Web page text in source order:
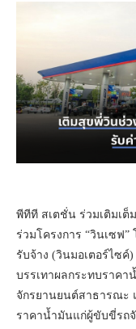
พีทีที สเตชั่น ร่วมเติมเต็
ร่วมโครงการ “วินเซฟ
รับจ้าง (วินมอเตอร์ไซค์
บรรเทาผลกระทบราค
จักรยานยนต์สาธารณะ
ราคาน้ำมันแก่ผู้ขับขี่รถ